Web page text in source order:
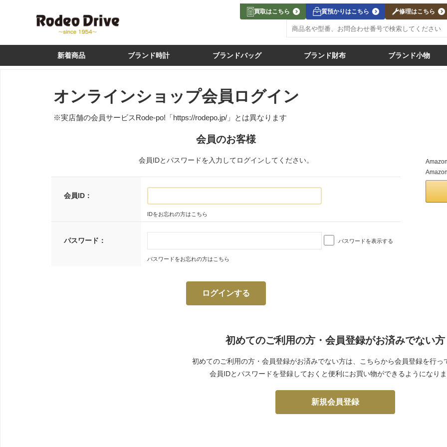
買取はこちら 質預かりはこちら 修理はこちら
新着商品 ブランド時計 ブランドバッグ ブランド財布 ブランド小物
オンラインショップ会員ログイン
※実店舗の会員サービスRode-po! 「https://rodepo.jp/」 とは異なります
会員のお客様
会員IDとパスワードを入力してログインしてください。
会員ID：
IDをお忘れの方はこちら
パスワード： パスワードを表示する
パスワードをお忘れの方はこちら
初めてのご利用の方・会員登録がお済みでない方
初めてのご利用の方・会員登録がお済みでない方は、こちらから会員登録を行っ
会員IDとパスワードを登録しておくと便利にお買い物ができるようになりま